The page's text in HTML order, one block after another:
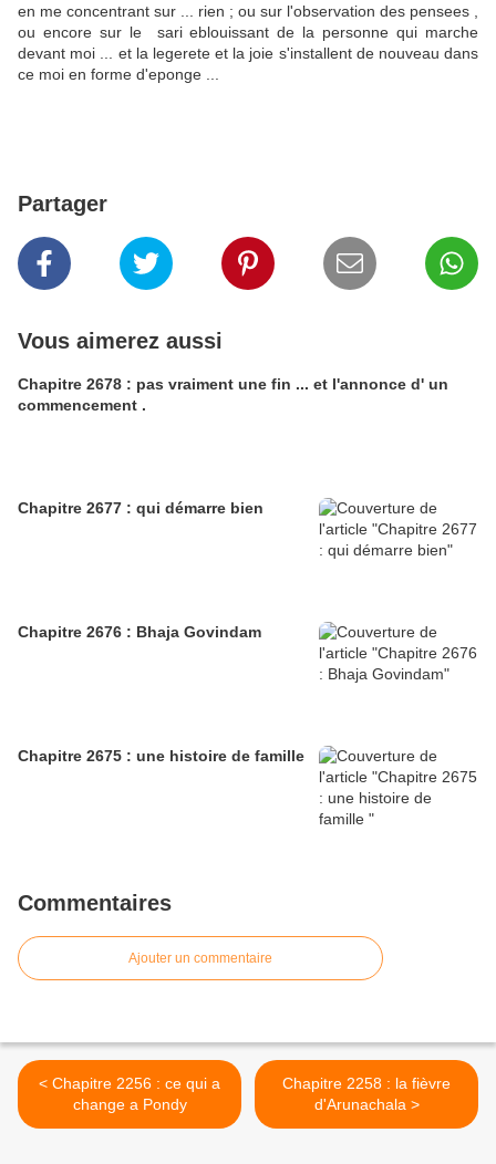
en me concentrant sur ... rien ; ou sur l'observation des pensees ,
ou encore sur le sari eblouissant de la personne qui marche
devant moi ... et la legerete et la joie s'installent de nouveau dans
ce moi en forme d'eponge ...
Partager
Vous aimerez aussi
Chapitre 2678 : pas vraiment une fin ... et l'annonce d' un
commencement .
Chapitre 2677 : qui démarre bien
Chapitre 2676 : Bhaja Govindam
Chapitre 2675 : une histoire de famille
Commentaires
Ajouter un commentaire
< Chapitre 2256 : ce qui a
change a Pondy
Chapitre 2258 : la fièvre
d'Arunachala >